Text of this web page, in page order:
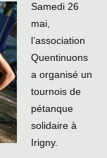
Samedi 26
mai,
l’association
Quentinuons
a organisé un
tournois de
pétanque
solidaire à
Irigny.